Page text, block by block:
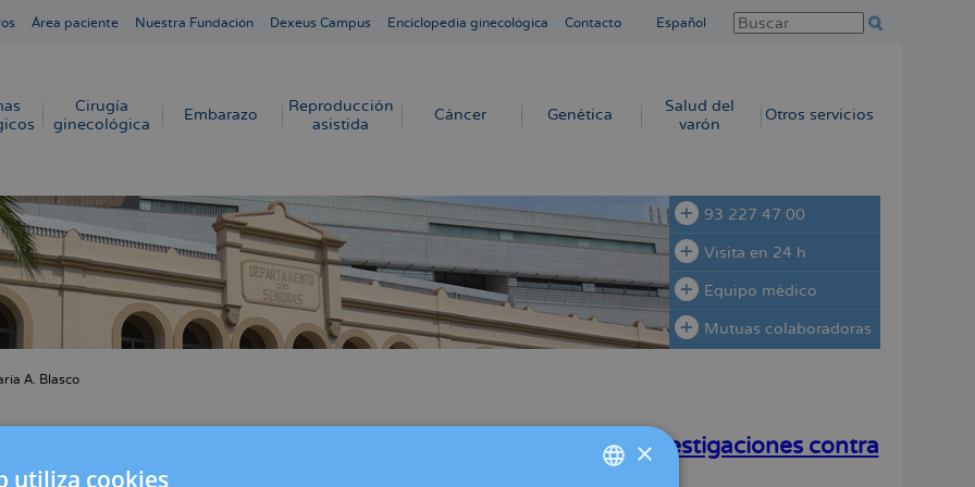
Área paciente Nuestra Fundación Dexeus Campus Enciclopedia ginecológica Contacto Español
Cirugía
ginecológica
Embarazo
Reproducción
asistida
Cáncer Genética
Salud del
varón
Otros servicios
93 227 47 00
Visita en 24 h
Equipo médico
Mutuas colaboradoras
A. Blasco
Blasco recibe el Premio Fundación Dexeus Mujer por sus investigaciones contra
×
utiliza cookies